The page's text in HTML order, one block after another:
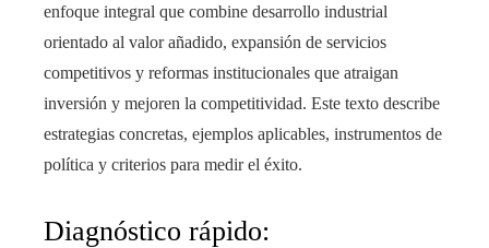
enfoque integral que combine desarrollo industrial
orientado al valor añadido, expansión de servicios
competitivos y reformas institucionales que atraigan
inversión y mejoren la competitividad. Este texto describe
estrategias concretas, ejemplos aplicables, instrumentos de
política y criterios para medir el éxito.
Diagnóstico rápido: